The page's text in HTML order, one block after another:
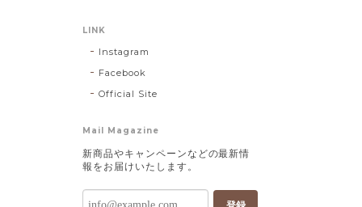
LINK
Instagram
Facebook
Official Site
Mail Magazine
新商品やキャンペーンなどの最新情
報をお届けいたします。